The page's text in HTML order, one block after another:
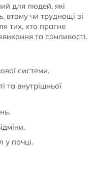
для людей, які
втому чи труднощі зі
тих, хто прагне
та сонливості.
системи.
та внутрішньої
у пачці.